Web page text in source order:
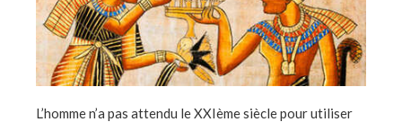
L’homme n’a pas attendu le XXIème siècle pour utiliser